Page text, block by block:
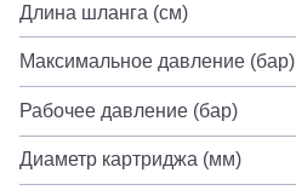
Длина шланга (см)
Максимальное давление (бар)
Рабочее давление (бар)
Диаметр картриджа (мм)